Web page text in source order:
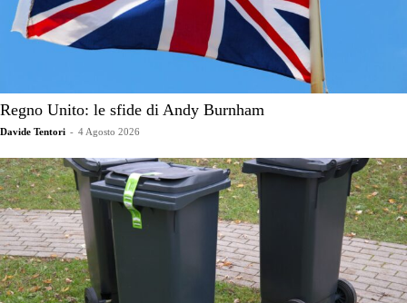
Regno Unito: le sfide di Andy Burnham
Davide Tentori - 4 Agosto 2026